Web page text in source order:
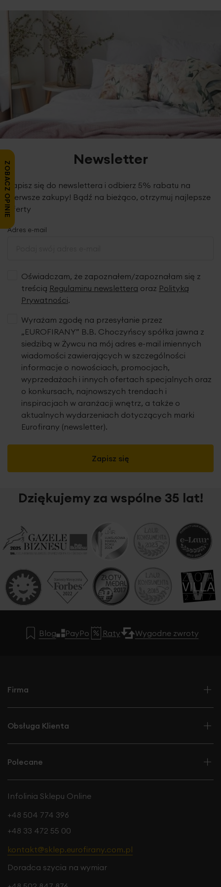
Newsletter
Zapisz się do newslettera i odbierz 5% rabatu na
pierwsze zakupy! Bądź na bieżąco, otrzymuj najlepsze
oferty
Adres e-mail
Oświadczam, że zapoznałem/zapoznałam się z
treścią Regulaminu newslettera oraz Polityką
Prywatności.
Zapisz się
Wyrażam zgodę na przesyłanie przez
„EUROFIRANY” B.B. Choczyńscy spółka jawna z
siedzibą w Żywcu na mój adres e-mail imiennych
wiadomości zawierających w szczególności
informacje o nowościach, promocjach,
wyprzedażach i innych ofertach specjalnych oraz
o konkursach, najnowszych trendach i
inspiracjach w aranżacji wnętrz, a także o
aktualnych wydarzeniach dotyczących marki
Eurofirany (newsletter).
Dziękujemy za wspólne 35 lat!
Blog PayPo Raty Wygodne zwroty
Firma
Obsługa Klienta
Polecane
Infolinia Sklepu Online
+48 504 774 396
+48 33 472 55 00
kontakt@sklep.eurofirany.com.pl
Doradca szycia na wymiar
ZOBACZ OPINIE